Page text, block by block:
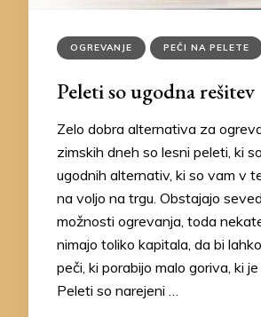
OGREVANJE PEČI NA PELETE
Peleti so ugodna rešitev
Zelo dobra alternativa za
zimskih dneh so lesni peleti, ki
ugodnih alternativ, ki so vam v
na voljo na trgu. Obstajajo
možnosti ogrevanja, toda
nimajo toliko kapitala, da bi
peči, ki porabijo malo goriva, ki
Peleti so narejeni …